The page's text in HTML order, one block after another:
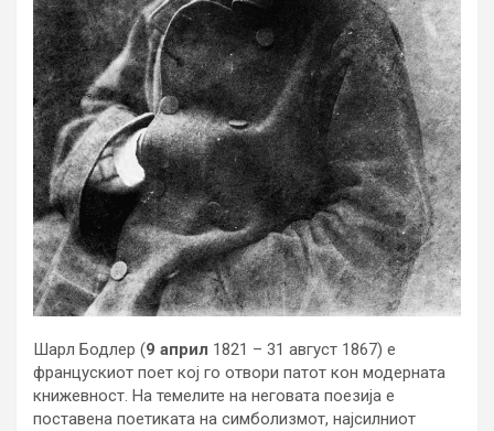
Шарл Бодлер (9 април 1821 – 31 август 1867) е
францускиот поет кој го отвори патот кон модерната
книжевност. На темелите на неговата поезија е
поставена поетиката на симболизмот, најсилниот